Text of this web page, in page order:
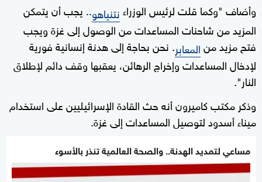
وأضاف "وكما قلت لرئيس الوزراءنتنياهو.. يجب أن يتمكن
المزيد من شاحنات المساعدات من الوصول إلى غزة ويجب
فتح مزيد منالمعابر. نحن بحاجة إلى هدنة إنسانية فورية
لإدخال المساعدات وإخراج الرهائن، يعقبها وقف دائم لإطلاق
النار".
وذكر مكتب كاميرون أنه حث القادة الإسرائيليين على استخدام
ميناء أسدود لتوصيل المساعدات إلى غزة.
مساعي لتمديد الهدنة.. والصحة العالمية تنذر بالأسوء